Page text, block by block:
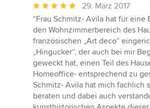
Durchschnittliche
Bewertung:
5
von
5
Sternen
29. März 2017
“Frau Schmitz- Avila hat für eine
den Wohnzimmerbereich des
französischen „Art deco“
„Hingucker“, der auch bei mir
geweckt hat, einen Teil des
Homeoffice- entsprechend zu
Schmitz- Avila hat mich fachlich
beraten und dabei auch